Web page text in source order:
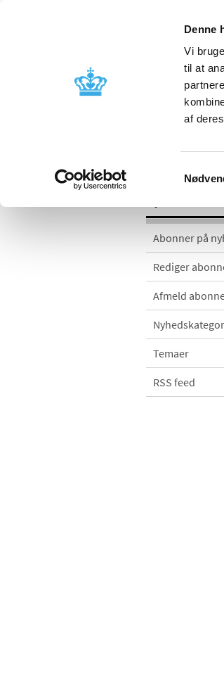
Denne
Vi
til at
af
Godkendelse og
Abonner på
Rediger
Afmeld
Temaer
RSS feed